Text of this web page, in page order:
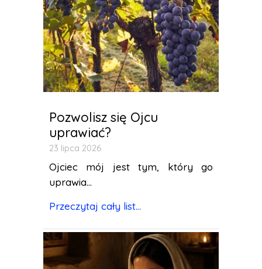
Pozwolisz się Ojcu
uprawiać?
23 lipca 2026
Ojciec mój jest tym, który go
uprawia...
Przeczytaj cały list...